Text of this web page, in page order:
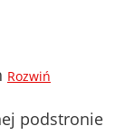
Rozwiń
podstronie